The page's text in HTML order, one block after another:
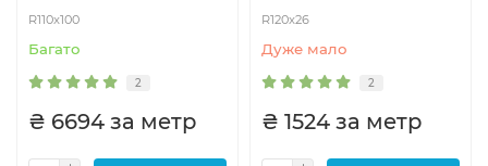
R110x100
Багато
2
₴ 6694 за метр
R120x26
Дуже мало
2
₴ 1524 за метр